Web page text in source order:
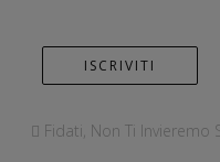
Fidati, Non Ti Invieremo